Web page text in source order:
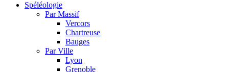
Spéléologie
Par Massif
Vercors
Chartreuse
Bauges
Par Ville
Lyon
Grenoble